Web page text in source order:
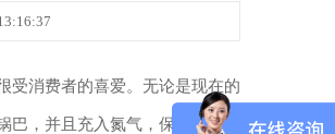
受消费者的喜爱。无论是现在的
，并且充入氮气，保证了锅巴